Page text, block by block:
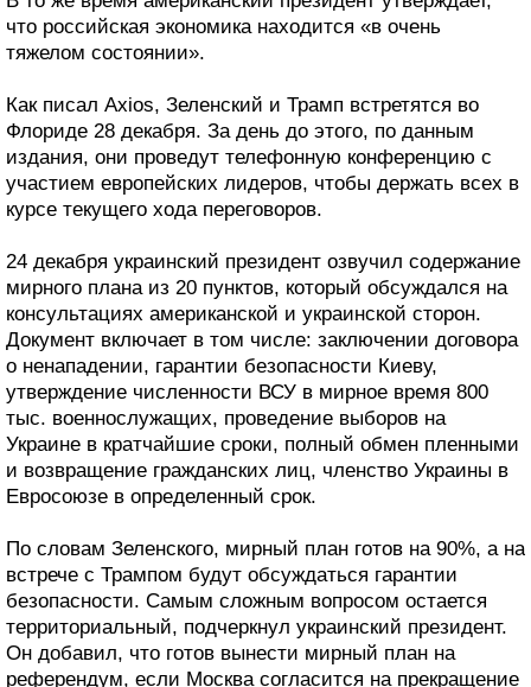
что российская экономика находится «в очень
тяжелом состоянии».
Как писал Axios, Зеленский и Трамп встретятся во
Флориде 28 декабря. За день до этого, по данным
издания, они проведут телефонную конференцию с
участием европейских лидеров, чтобы держать всех в
курсе текущего хода переговоров.
24 декабря украинский президент озвучил содержание
мирного плана из 20 пунктов, который обсуждался на
консультациях американской и украинской сторон.
Документ включает в том числе: заключении договора
о ненападении, гарантии безопасности Киеву,
утверждение численности ВСУ в мирное время 800
тыс. военнослужащих, проведение выборов на
Украине в кратчайшие сроки, полный обмен пленными
и возвращение гражданских лиц, членство Украины в
Евросоюзе в определенный срок.
По словам Зеленского, мирный план готов на 90%, а на
встрече с Трампом будут обсуждаться гарантии
безопасности. Самым сложным вопросом остается
территориальный, подчеркнул украинский президент.
Он добавил, что готов вынести мирный план на
референдум, если Москва согласится на прекращение